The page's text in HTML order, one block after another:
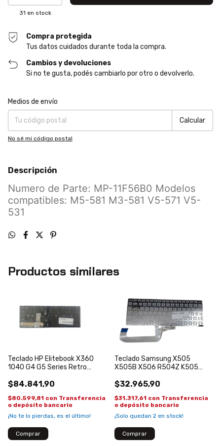
31 en stock
Compra protegida
Tus datos cuidados durante toda la compra.
Cambios y devoluciones
Si no te gusta, podés cambiarlo por otro o devolverlo.
Entregas para el CP:
Medios de envío
Calcular
No sé mi código postal
Descripción
Numero de Parte: MP-11F56B0 Modelos
compatibles: M5-581 M3-581 V5-571 V5-
531
Productos similares
Teclado HP Elitebook X360
1040 G4 G5 Series Retro
$84.841,90
$80.599,81 con Transferencia
o depósito bancario
¡No te lo pierdas, es el último!
Teclado Samsung X505
X505B X506 R504Z K505
$32.965,90
$31.317,61 con Transferencia
o depósito bancario
¡Solo quedan 2 en stock!